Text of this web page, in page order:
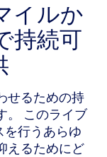
イルか
持続可
せるための持
。 このライブ
を行うあらゆ
えるためにど